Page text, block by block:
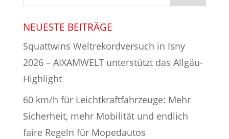
NEUESTE BEITRÄGE
Squattwins Weltrekordversuch in Isny
2026 – AIXAMWELT unterstützt das Allgäu-
Highlight
60 km/h für Leichtkraftfahrzeuge: Mehr
Sicherheit, mehr Mobilität und endlich
faire Regeln für Mopedautos